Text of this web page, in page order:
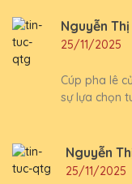
Nguyễn
25/11/2025
Cúp pha lê
sự lựa chọn
Nguyễn
25/11/2025